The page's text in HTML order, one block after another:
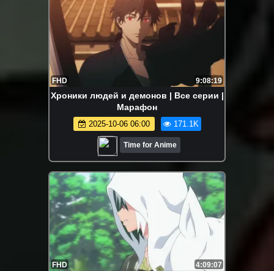
FHD 9:08:19
Хроники людей и демонов | Все серии |
Марафон
2025-10-06 06:00 171.1K
Time for Anime
FHD 4:09:07